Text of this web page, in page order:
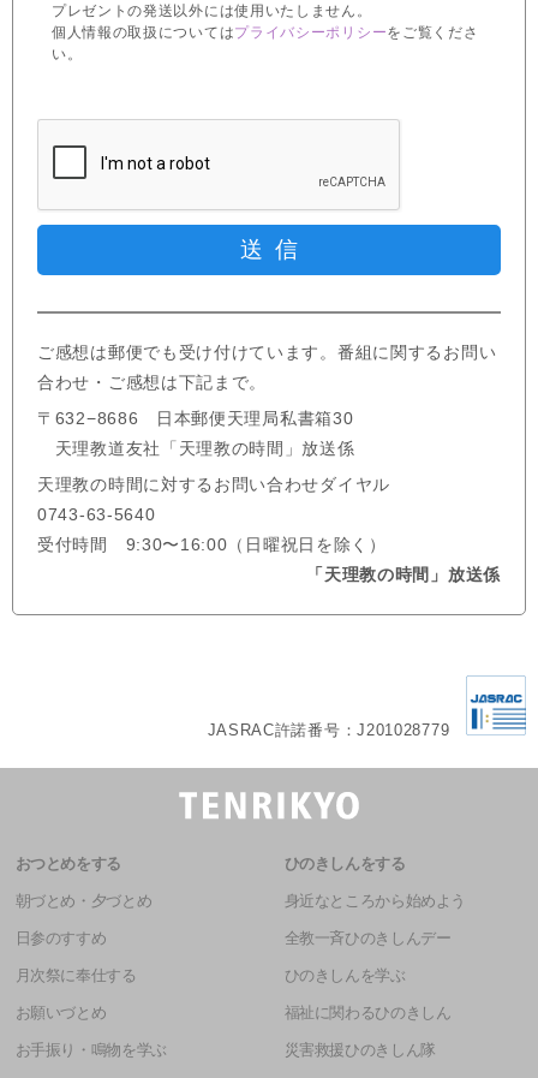
プレゼントの発送以外には使用いたしません。
個人情報の取扱についてはプライバシーポリシーをご覧くださ
い。
ご感想は郵便でも受け付けています。番組に関するお問い
合わせ・ご感想は下記まで。
〒632−8686 日本郵便天理局私書箱30
天理教道友社「天理教の時間」放送係
天理教の時間に対するお問い合わせダイヤル
0743-63-5640
受付時間 9:30〜16:00（日曜祝日を除く）
「天理教の時間」放送係
JASRAC許諾番号：J201028779
おつとめをする
朝づとめ・夕づとめ
日参のすすめ
月次祭に奉仕する
お願いづとめ
お手振り・鳴物を学ぶ
ひのきしんをする
身近なところから始めよう
全教一斉ひのきしんデー
ひのきしんを学ぶ
福祉に関わるひのきしん
災害救援ひのきしん隊